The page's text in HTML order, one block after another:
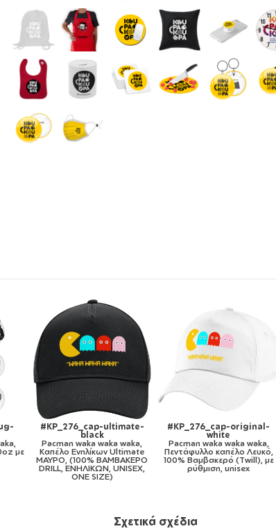
με
#KP_276_cap-kid-trucker-
mesh-black
Pacman waka waka waka,
Καπέλο παιδικό Soft Trucker
με Δίχτυ ΜΑΥΡΟ/ΛΕΥΚΟ
(POLYESTER, ΠΑΙΔΙΚΟ, ONE
SIZE)
#KP_276_11oz
Pacman waka waka waka,
Κούπα, κεραμική, 330ml
Σχετικά σχέδια